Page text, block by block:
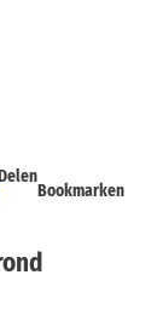
Bookmarken